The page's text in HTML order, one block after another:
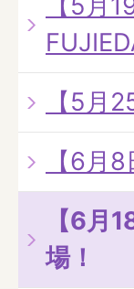
【5月
【6月
【6月
場！